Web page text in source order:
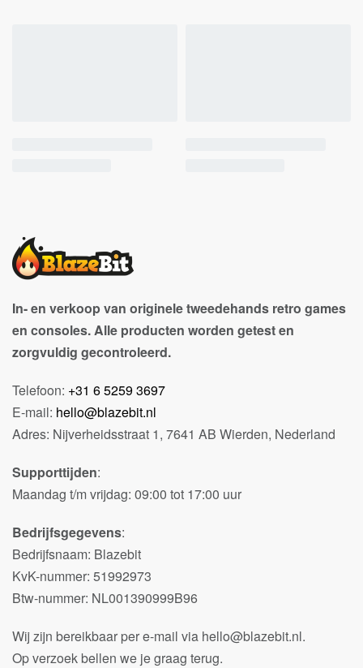
In- en verkoop van originele tweedehands retro games
en consoles. Alle producten worden getest en
zorgvuldig gecontroleerd.
Telefoon: +31 6 5259 3697
E-mail: hello@blazebit.nl
Adres: Nijverheidsstraat 1, 7641 AB Wierden, Nederland
Supporttijden:
Maandag t/m vrijdag: 09:00 tot 17:00 uur
Bedrijfsgegevens:
Bedrijfsnaam: Blazebit
KvK-nummer: 51992973
Btw-nummer: NL001390999B96
Wij zijn bereikbaar per e-mail via hello@blazebit.nl.
Op verzoek bellen we je graag terug.